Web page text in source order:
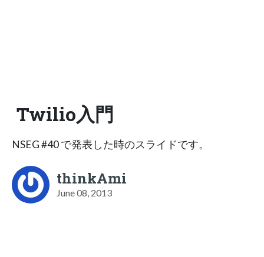
Twilio入門
NSEG #40 で発表した時のスライドです。
thinkAmi
June 08, 2013